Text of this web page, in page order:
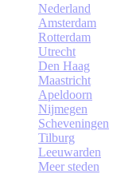
Nederland
Amsterdam
Rotterdam
Utrecht
Den Haag
Maastricht
Apeldoorn
Nijmegen
Scheveningen
Tilburg
Leeuwarden
Meer steden